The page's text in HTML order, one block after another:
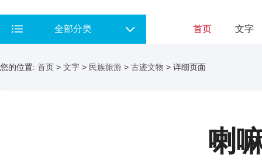
全部分类 首页 文字
您的位置: 首页 > 文字 > 民族旅游 > 古迹文物 > 详细页面
喇